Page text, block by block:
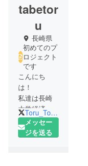
tabetor
u
長崎県
初めてのプ
ロジェクト
です
こんにち
は！
私達は長崎
大学経済学
部 西村ゼ
ミ３年の
Toru_Toru_Ngsk
メッセー
ジを送る